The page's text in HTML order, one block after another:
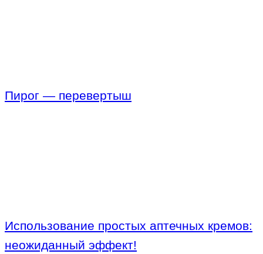
Пирог — перевертыш
Использование простых аптечных кремов:
неожиданный эффект!